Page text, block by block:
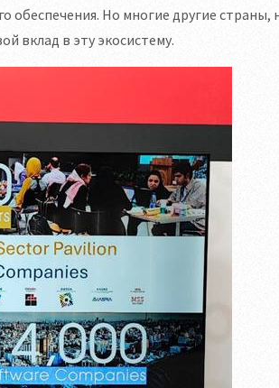
обеспечения. Но многие другие
вклад в эту экосистему.